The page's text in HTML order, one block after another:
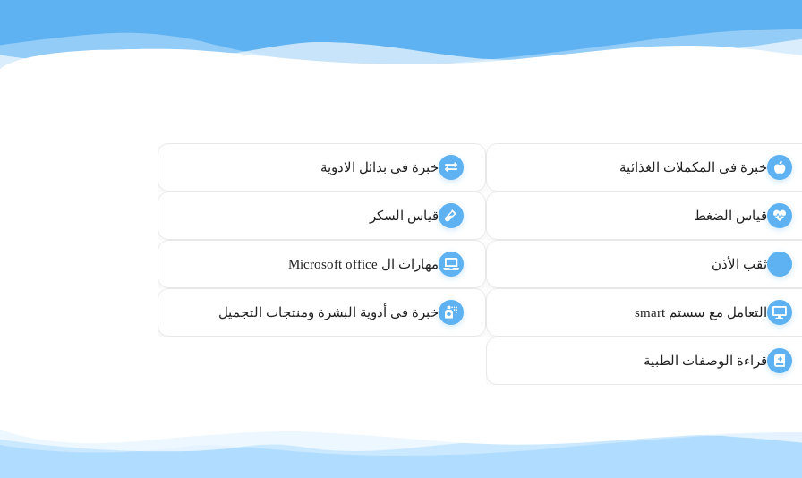
خبرة في المكملات الغذائية خبرة في بدائل الادوية
قياس الضغط قياس السكر
ثقب الأذن مهارات ال Microsoft office
التعامل مع سستم smart خبرة في أدوية البشرة ومنتجات التجميل
قراءة الوصفات الطبية